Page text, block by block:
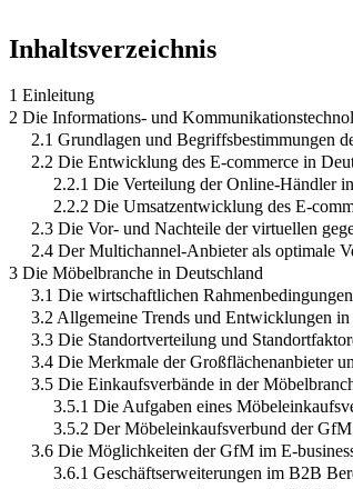
Inhaltsverzeichnis
1 Einleitung
2 Die Informations- und
2.1 Grundlagen und Begriffsbestimmungen
2.2 Die Entwicklung des E-commerce in
2.2.1 Die Verteilung der Online-Händler
2.2.2 Die Umsatzentwicklung des E-
2.3 Die Vor- und Nachteile der virtuellen
2.4 Der Multichannel-Anbieter als optimale
3 Die Möbelbranche in Deutschland
3.1 Die wirtschaftlichen
3.2 Allgemeine Trends und Entwicklungen
3.3 Die Standortverteilung und
3.4 Die Merkmale der Großflächenanbieter
3.5 Die Einkaufsverbände in der
3.5.1 Die Aufgaben eines
3.5.2 Der Möbeleinkaufsverbund der GfM
3.6 Die Möglichkeiten der GfM im E-
3.6.1 Geschäftserweiterungen im B2B